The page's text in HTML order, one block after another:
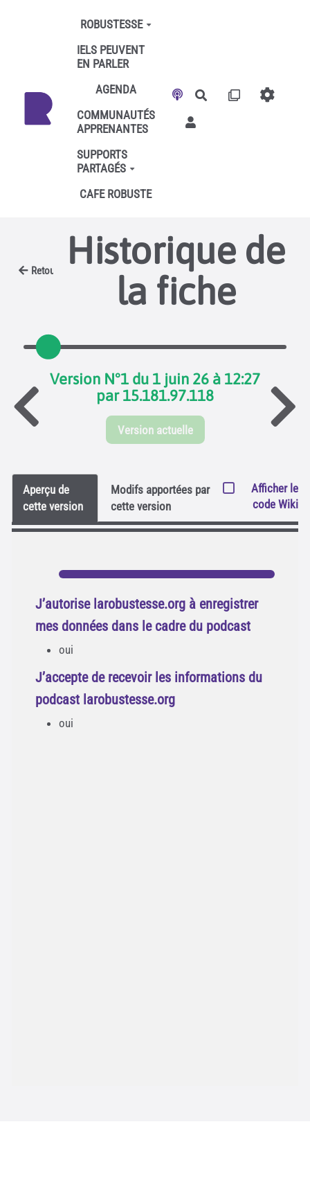
Aller au contenu principal
ROBUSTESSE
IELS PEUVENT
EN PARLER
AGENDA
COMMUNAUTÉS
APPRENANTES
SUPPORTS
PARTAGÉS
CAFE ROBUSTE
Rechercher
Retour
Historique de
la fiche
Version N°1 du 1 juin 26 à 12:27
par 15.181.97.118
Version actuelle
Aperçu de
cette version
Modifs apportées par
cette version
Afficher le
code Wiki
J’autorise larobustesse.org à enregistrer
mes données dans le cadre du podcast
oui
J’accepte de recevoir les informations du
podcast larobustesse.org
oui